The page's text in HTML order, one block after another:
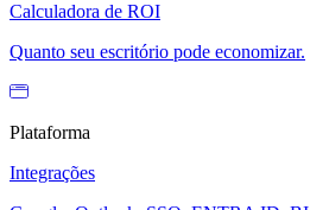
Calculadora de ROI
Quanto seu escritório pode economizar.
Plataforma
Integrações